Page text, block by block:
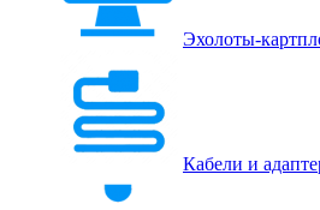
Эхолоты-
Кабели и